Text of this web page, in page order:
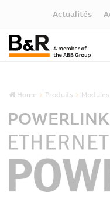
Actualités
Home Produits
POWERLINK